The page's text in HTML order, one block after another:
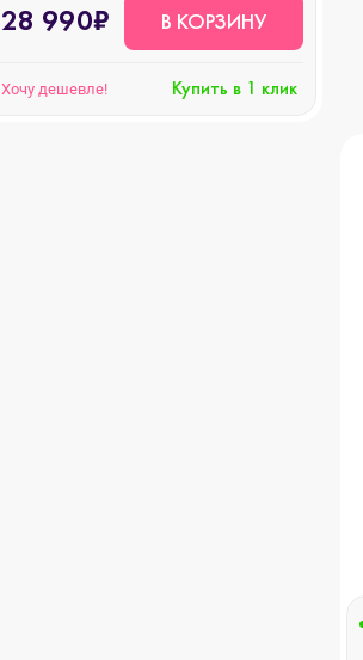
28 990₽ В КОРЗИНУ
Хочу дешевле! Купить в 1 клик